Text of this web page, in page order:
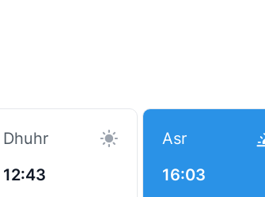
Dhuhr
12:43
Asr
16:03